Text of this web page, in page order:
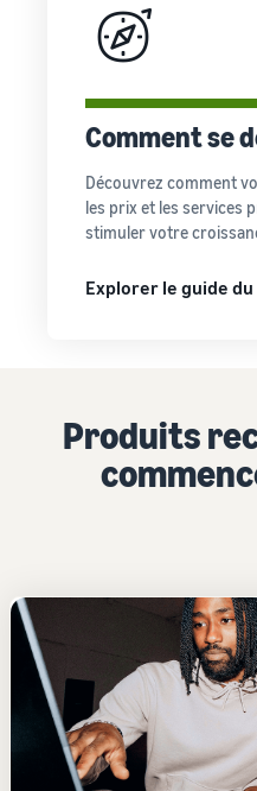
Comment se
Découvrez comment
les prix et les services
stimuler votre
Explorer le guide
Produits